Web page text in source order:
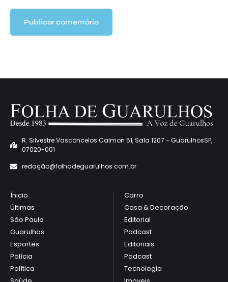
R. Silvestre Vasconcelos Calmon 51, Sala 1207 - GuarulhosSP,
07020-001
redação@folhadeguarulhos.com.br
Ínicio
Últimas
São Paulo
Guarulhos
Esportes
Polícia
Política
Carro
Casa & Decoração
Editorial
Podcast
Editoriais
Podcast
Tecnologia